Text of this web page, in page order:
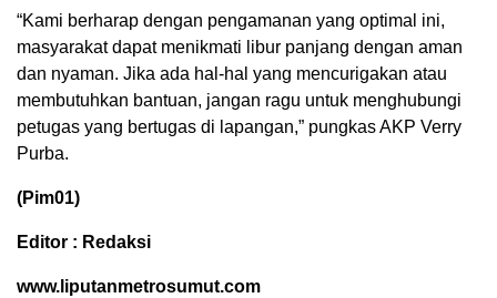
“Kami berharap dengan pengamanan yang optimal ini,
masyarakat dapat menikmati libur panjang dengan aman
dan nyaman. Jika ada hal-hal yang mencurigakan atau
membutuhkan bantuan, jangan ragu untuk menghubungi
petugas yang bertugas di lapangan,” pungkas AKP Verry
Purba.
(Pim01)
Editor : Redaksi
www.liputanmetrosumut.com